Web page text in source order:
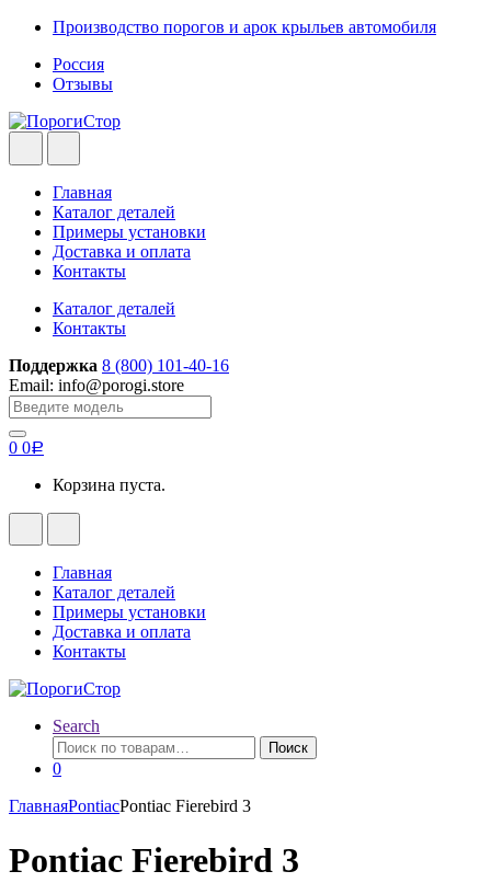
Skip
navigation
Skip
content
Производство порогов и арок крыльев автомобиля
Россия
Отзывы
Главная
Каталог деталей
Примеры установки
Доставка и оплата
Контакты
Каталог деталей
Контакты
Поддержка 8 (800) 101-40-16
Email: info@porogi.store
Search
for:
0 0Р
Корзина пуста.
Главная
Каталог деталей
Примеры установки
Доставка и оплата
Контакты
Search
Искать:
Поиск
0
ГлавнаяPontiacPontiac Fierebird 3
Pontiac Fierebird 3